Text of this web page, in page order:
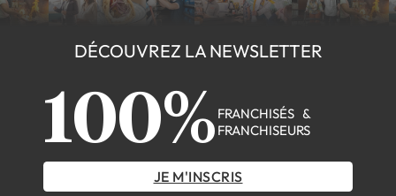
DÉCOUVREZ LA NEWSLETTER
100% FRANCHISÉS &
FRANCHISEURS
JE M'INSCRIS